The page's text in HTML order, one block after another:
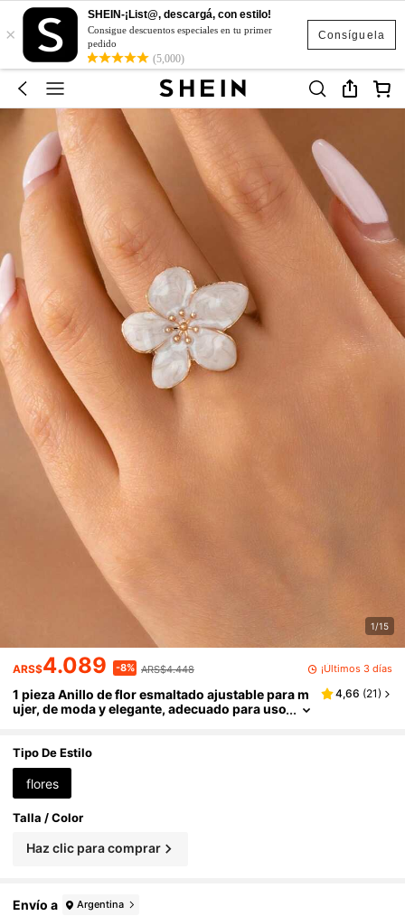
Consíguela
×
SHEIN-¡List@, descargá, con estilo!
Consigue descuentos especiales en tu primer
pedido
(5,000)
1/15
ARS$4.089 -8% ARS$4.448 ¡Últimos 3 días
1 pieza Anillo de flor esmaltado ajustable para m
ujer, de moda y elegante, adecuado para uso
4,66 (21)
Tipo De Estilo
flores
Talla / Color
Haz clic para comprar
Envío a Argentina